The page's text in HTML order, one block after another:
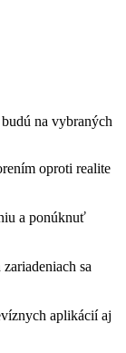
na vybraných
oproti realite
a ponúknuť
sa
aplikácií aj